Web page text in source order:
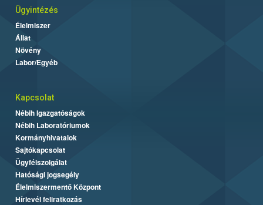
Ügyintézés
Élelmiszer
Állat
Növény
Labor/Egyéb
Kapcsolat
Nébih Igazgatóságok
Nébih Laboratóriumok
Kormányhivatalok
Sajtókapcsolat
Ügyfélszolgálat
Hatósági jogsegély
Élelmiszermentő Központ
Hírlevél feliratkozás